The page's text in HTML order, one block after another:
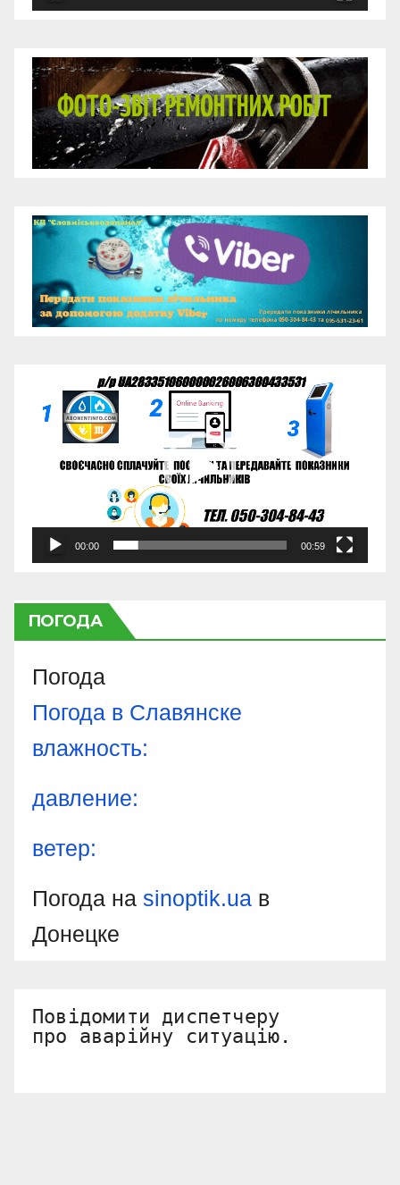
Відеопрогравач
00:00 00:59
ПОГОДА
Погода
Погода в Славянске
влажность:
давление:
ветер:
Погода на sinoptik.ua в
Донецке
Повідомити диспетчеру
про аварійну ситуацію.